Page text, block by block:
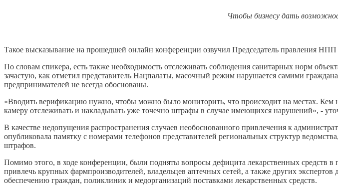
Чтобы бизнесу дать
Такое высказывание на прошедшей онлайн конференции озвучил Председатель правления
По словам спикера, есть также необходимость отслеживать соблюдения санитарных норм
зачастую, как отметил представитель Нацпалаты, масочный режим нарушается самими
предпринимателей не всегда обоснованы.
«Вводить верификацию нужно, чтобы можно было мониторить, что происходит на местах.
камеру отслеживать и накладывать уже точечно штрафы в случае имеющихся нарушений», -
В качестве недопущения распространения случаев необоснованного привлечения к
опубликовала памятку с номерами телефонов представителей региональных структур
штрафов.
Помимо этого, в ходе конференции, были подняты вопросы дефицита лекарственных средств
привлечь крупных фармпроизводителей, владельцев аптечных сетей, а также других
обеспечению граждан, поликлиник и медорганизаций поставками лекарственных средств.